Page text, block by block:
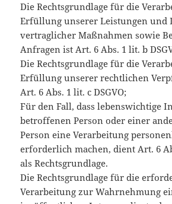
Die Rechtsgrundlage für die
Erfüllung unserer Leistungen
vertraglicher Maßnahmen sowie
Anfragen ist Art. 6 Abs. 1 lit. b
Die Rechtsgrundlage für die
Erfüllung unserer rechtlichen
Art. 6 Abs. 1 lit. c DSGVO;
Für den Fall, dass lebenswichtige
betroffenen Person oder einer
Person eine Verarbeitung
erforderlich machen, dient Art. 6
als Rechtsgrundlage.
Die Rechtsgrundlage für die
Verarbeitung zur Wahrnehmung